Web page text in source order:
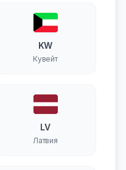
KW
Кувейт
LV
Латвия